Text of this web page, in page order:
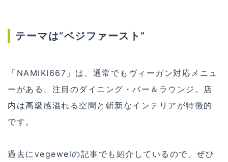
テーマは“ベジファースト”
「NAMIKI667」は、通常でもヴィーガン対応メニュ
ーがある、注目のダイニング・バー＆ラウンジ。店
内は高級感溢れる空間と斬新なインテリアが特徴的
です。
過去にvegewelの記事でも紹介しているので、ぜひ